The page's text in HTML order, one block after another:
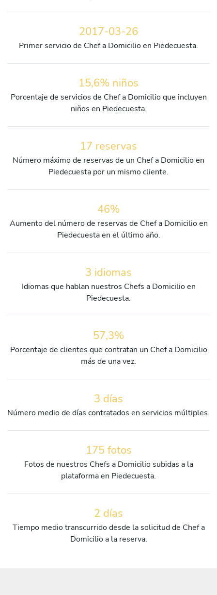
2017-03-26
Primer servicio de Chef a Domicilio en Piedecuesta.
15,6% niños
Porcentaje de servicios de Chef a Domicilio que incluyen
niños en Piedecuesta.
17 reservas
Número máximo de reservas de un Chef a Domicilio en
Piedecuesta por un mismo cliente.
46%
Aumento del número de reservas de Chef a Domicilio en
Piedecuesta en el último año.
3 idiomas
Idiomas que hablan nuestros Chefs a Domicilio en
Piedecuesta.
57,3%
Porcentaje de clientes que contratan un Chef a Domicilio
más de una vez.
3 días
Número medio de días contratados en servicios múltiples.
175 fotos
Fotos de nuestros Chefs a Domicilio subidas a la
plataforma en Piedecuesta.
2 días
Tiempo medio transcurrido desde la solicitud de Chef a
Domicilio a la reserva.